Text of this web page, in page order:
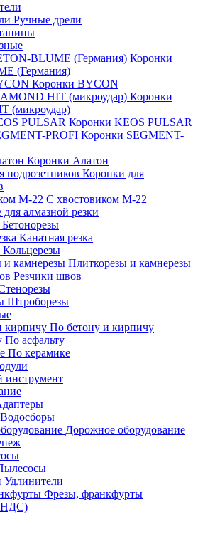
Ручные дрели
Коронки
(Германия)
Коронки BYCON
Коронки
(микроудар)
Коронки KEOS PULSAR
Коронки SEGMENT-
Коронки Алатон
Коронки для
С хвостовиком М-22
алмазной резки
Бетонорезы
Канатная резка
Кольцерезы
Плиткорезы и камнерезы
Резчики швов
Штроборезы
По бетону и кирпичу
По асфальту
По керамике
инструмент
Водосборы
Дорожное оборудование
Удлинители
Фрезы, франкфурты
НДС)